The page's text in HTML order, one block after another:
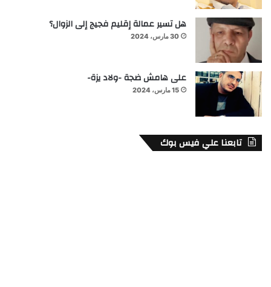
هل تسير عمالة إقليم فجيج إلى الزوال؟
30 مارس، 2024
على هامش ضجة -ولاد يزة-
15 مارس، 2024
تابعنا علي فيس بوك